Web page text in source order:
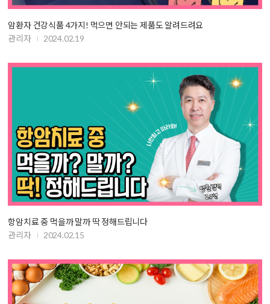
암환자 건강식품 4가지! 먹으면 안되는 제품도 알려드려요
관리자
2024.02.19
항암치료 중 먹을까 말까 딱 정해드립니다
관리자
2024.02.15